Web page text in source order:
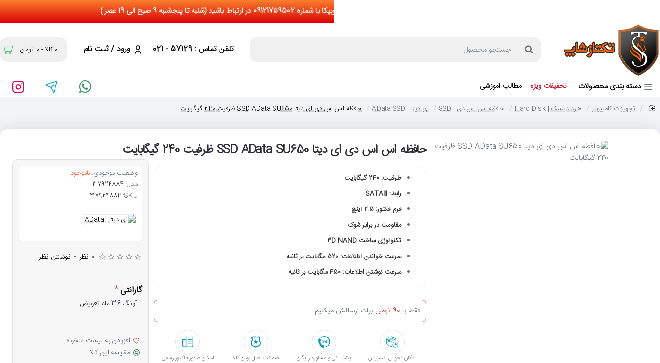
جستجو
تلفن تماس : 57129 - 021 ورود / ثبت نام 0 کالا - 0 تومان
دسته بندی محصولات تخفیفات ویژه مطالب آموزشی
تجهیزات کامپیوتر هارد دیسک | Hard Disk حافظه اس اس دی | SSD ای دیتا | AData SSD حافظه اس اس دی ای دیتا SSD AData SU650 ظرفیت 240 گیگابایت
حافظه اس اس دی ای دیتا SSD AData SU650 ظرفیت 240 گیگابایت
ظرفیت: 240 گیگابایت
رابط: SATAIII
فرم فکتور: 2.5 اینچ
مقاومت در برابر شوک
تکنولوژی ساخت 3D NAND
سرعت خواندن اطلاعات: 520 مگابایت بر ثانیه
سرعت نوشتن اطلاعات: 450 مگابایت بر ثانیه
امکان تحویل اکسپرس پشتیبانی و مشاوره رایگان ﺿﻤﺎﻧﺖ اﺻﻞ ﺑﻮدن ﮐﺎﻟﺎ امکان صدور فاکتور رسمی
فقط با 90 تومن برات ارسالش میکنیم
وضعیت موجودی: ناموجود
مدل: 37924884
SKU:
37924884
0 نظر - نوشتن نظر
گارانتی
آونگ 36 ماه تعویض
افزودن به لیست دلخواه
مقایسه این کالا